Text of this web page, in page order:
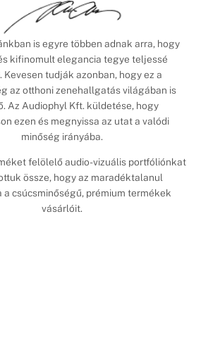
is egyre többen adnak arra, hogy
kifinomult elegancia tegye teljessé
Kevesen tudják azonban, hogy ez a
az otthoni zenehallgatás világában is
Az Audiophyl Kft. küldetése, hogy
ezen és megnyissa az utat a valódi
minőség irányába.
felölelő audio-vizuális portfóliónkat
össze, hogy az maradéktalanul
a csúcsminőségű, prémium termékek
vásárlóit.